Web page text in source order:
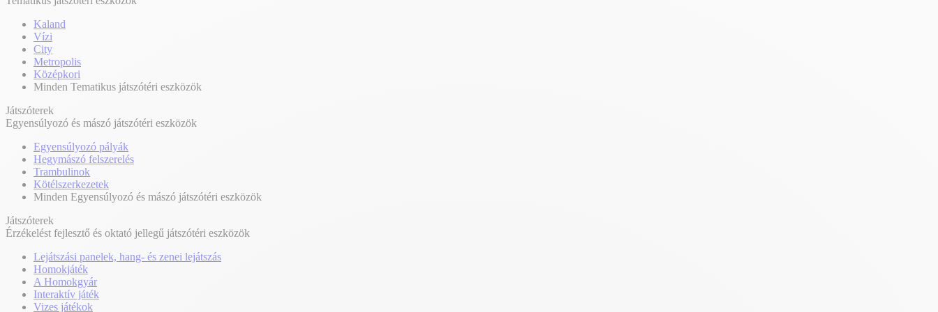
Kaland
Vízi
City
Metropolis
Középkori
Minden Tematikus játszótéri eszközök
Játszóterek
Egyensúlyozó és mászó játszótéri eszközök
Egyensúlyozó pályák
Hegymászó felszerelés
Trambulinok
Kötélszerkezetek
Minden Egyensúlyozó és mászó játszótéri eszközök
Játszóterek
Érzékelést fejlesztő és oktató jellegű játszótéri eszközök
Lejátszási panelek, hang- és zenei lejátszás
Homokjáték
A Homokgyár
Interaktív játék
Vizes játékok